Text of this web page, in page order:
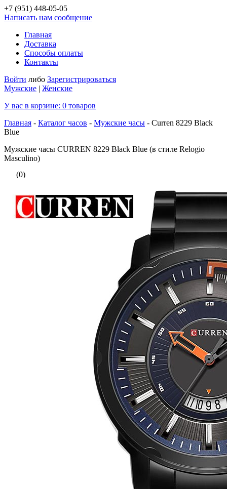
+7 (951) 448-05-05
Написать нам сообщение
Главная
Доставка
Способы оплаты
Контакты
Войти либо Зарегистрироваться
Мужские | Женские
У вас в корзине: 0 товаров
Главная - Каталог часов - Мужские часы - Curren 8229 Black
Blue
Мужские часы CURREN 8229 Black Blue (в стиле Relogio
Masculino)
(0)